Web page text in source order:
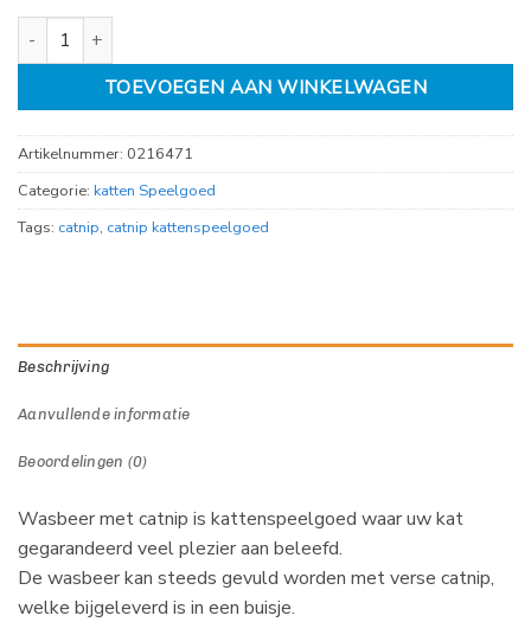
wasbeer met catnip, 18 cm aantal
TOEVOEGEN AAN WINKELWAGEN
Artikelnummer: 0216471
Categorie: katten Speelgoed
Tags: catnip, catnip kattenspeelgoed
Beschrijving
Aanvullende informatie
Beoordelingen (0)
Wasbeer met catnip is kattenspeelgoed waar uw kat
gegarandeerd veel plezier aan beleefd.
De wasbeer kan steeds gevuld worden met verse catnip,
welke bijgeleverd is in een buisje.